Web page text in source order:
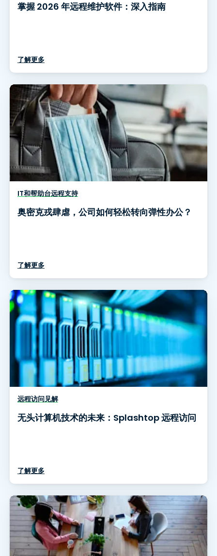
掌握 2026 年远程维护软件：深入指南
了解更多
IT和帮助台远程支持
奥密克戎肆虐，公司如何轻松转向弹性办公？
了解更多
远程访问见解
无头计算机技术的未来：Splashtop 远程访问
了解更多